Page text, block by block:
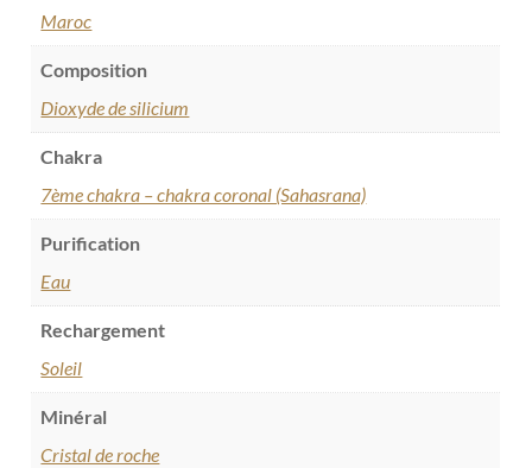
Maroc
Composition
Dioxyde de silicium
Chakra
7ème chakra – chakra coronal (Sahasrana)
Purification
Eau
Rechargement
Soleil
Minéral
Cristal de roche